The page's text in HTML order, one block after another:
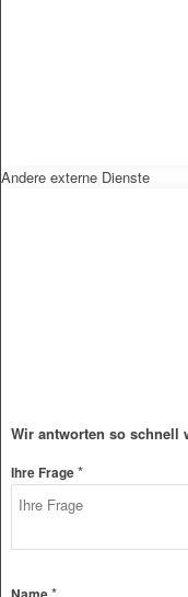
Andere externe Dienste
Wir antworten so schnell
Ihre Frage*